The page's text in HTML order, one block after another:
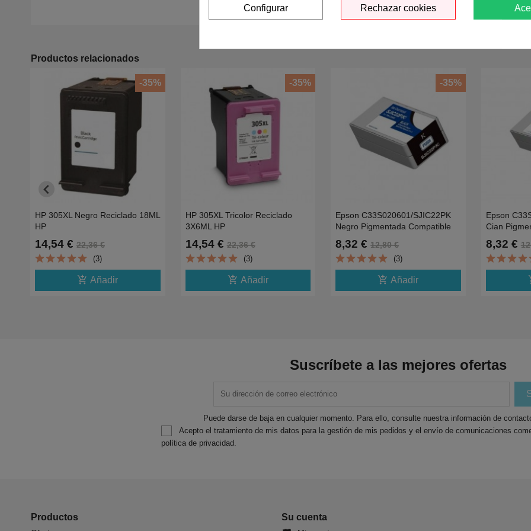
Productos relacionados
HP 305XL Negro Reciclado 18ML
HP
14,54 € 22,36 €
(3)
add_shopping_cart Añadir
-35%
HP 305XL Tricolor Reciclado
3X6ML HP
14,54 € 22,36 €
(3)
add_shopping_cart Añadir
-35%
Epson C33S020601/SJIC22PK
Negro Pigmentada Compatible
8,32 € 12,80 €
(3)
add_shopping_cart Añadir
-35%
Epson
Cian
8,32 €
Suscríbete a las mejores ofertas
Puede darse de baja en cualquier momento. Para ello, consulte nuestra información de
Acepto el tratamiento de mis datos para la gestión de mis pedidos y el envío de comunicaciones
política de privacidad.
Productos Su cuenta
Rechazar cookies
Configurar